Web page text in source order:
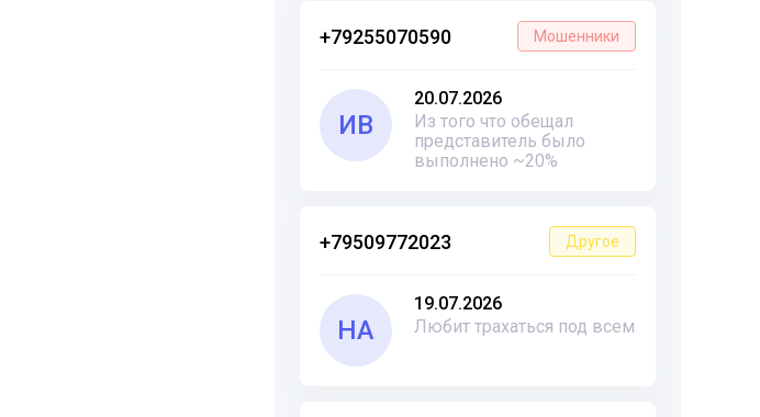
+79255070590 Мошенники
ИВ
20.07.2026
Из того что обещал
представитель было
выполнено ~20%
+79509772023 Другое
НА
19.07.2026
Любит трахаться под всем